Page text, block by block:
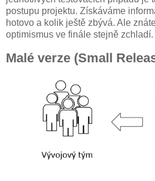
postupu projektu. Získáváme
hotovo a kolik ještě zbývá. Ale
optimismus ve finále stejně zchladí.
Malé verze (Small